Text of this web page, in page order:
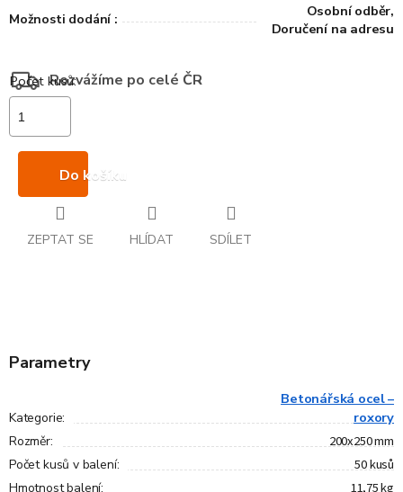
Možnosti dodání :
Osobní odběr,
Doručení na adresu
Rozvážíme po celé ČR
Do košíku
ZEPTAT SE HLÍDAT SDÍLET
Parametry
Kategorie:
Betonářská ocel –
roxory
Rozměr: 200x250 mm
Počet kusů v balení: 50 kusů
Hmotnost balení: